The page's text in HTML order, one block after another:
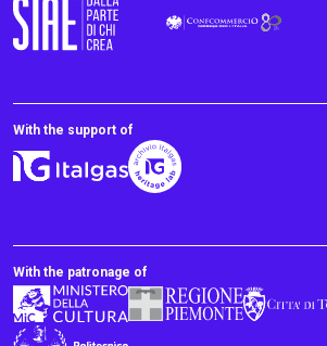
With the support of
With the patronage of